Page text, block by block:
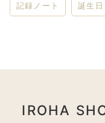
記録ノート 誕生日
IROHA